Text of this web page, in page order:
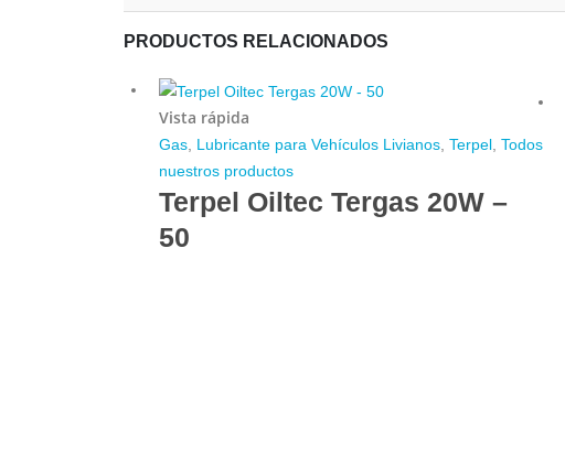
PRODUCTOS RELACIONADOS
Vista rápida
Gas Lubricante para Vehículos Livianos Terpel Todos
nuestros productos
Terpel Oiltec Tergas 20W –
50